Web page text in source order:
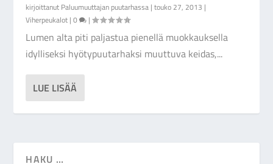
kirjoittanut Paluumuuttajan puutarhassa |touko 27, 2013 |
Viherpeukalot |0 |
Lumen alta piti paljastua pienellä muokkauksella
idylliseksi hyötypuutarhaksi muuttuva keidas,...
LUE LISÄÄ